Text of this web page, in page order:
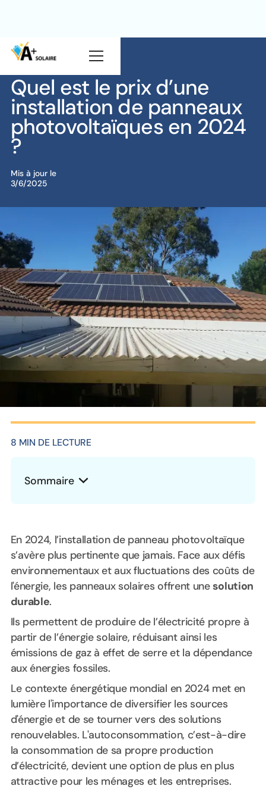
Blog Solaire
Quel est le prix d’une
installation de panneaux
photovoltaïques en 2024
?
Mis à jour le
3/6/2025
8 MIN DE LECTURE
Sommaire
En 2024, l’installation de panneau photovoltaïque
s’avère plus pertinente que jamais. Face aux défis
environnementaux et aux fluctuations des coûts de
l'énergie, les panneaux solaires offrent unesolution
durable.
Ils permettent de produire de l’électricité propre à
partir de l’énergie solaire, réduisant ainsi les
émissions de gaz à effet de serre et la dépendance
aux énergies fossiles.
Le contexte énergétique mondial en 2024 met en
lumière l'importance de diversifier les sources
d'énergie et de se tourner vers des solutions
renouvelables. L'autoconsommation, c’est-à-dire
la consommation de sa propre production
d’électricité, devient une option de plus en plus
attractive pour les ménages et les entreprises.